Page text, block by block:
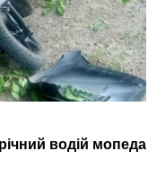
водій мопеда